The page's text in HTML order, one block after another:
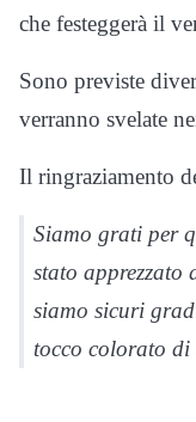
che festeggerà il
Sono previste
verranno svelate
Il ringraziamento
Siamo grati per
stato apprezzato
siamo sicuri
tocco colorato